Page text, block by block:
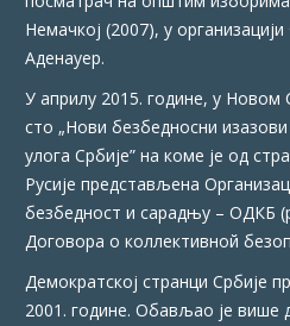
Немачкој (2007), у
Аденауер.
У априлу 2015. године, у Новом
сто „Нови безбедносни
улога Србије” на коме је од
Русије представљена
безбедност и сарадњу – ОДКБ
Договора о коллективной
Демократскoj странци Србије
2001. године. Обављао је више